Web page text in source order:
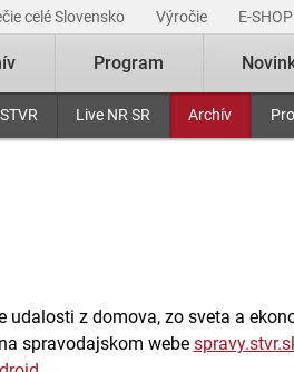
celé Slovensko Výročie E-SHOP
Live NR SR Archív
Program
udalosti z domova, zo sveta a
spravodajskom webe